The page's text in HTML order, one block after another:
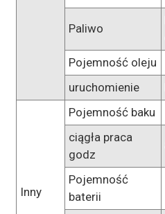
Paliwo
Pojemność oleju
uruchomienie
Inny
Pojemność baku
ciągła praca
godz
Pojemność
baterii